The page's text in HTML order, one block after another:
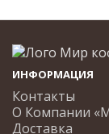
ИНФОРМАЦИЯ
Контакты
О Компании
Доставка